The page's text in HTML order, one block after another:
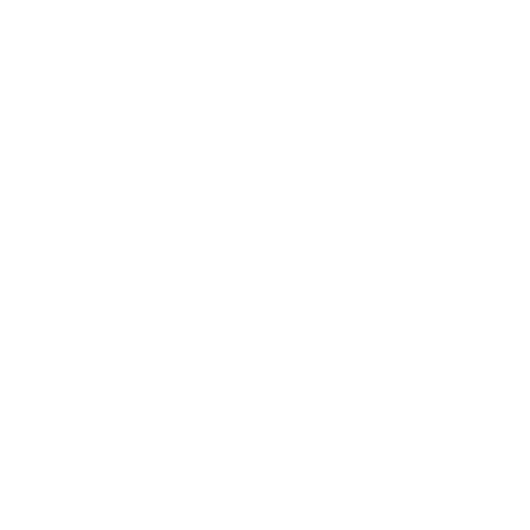
Čekamo te u našem
"You should sit in